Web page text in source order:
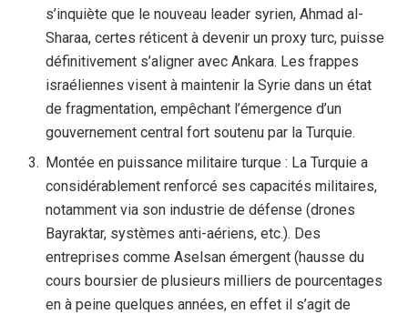
s’inquiète que le nouveau leader syrien, Ahmad al-
Sharaa, certes réticent à devenir un proxy turc, puisse
définitivement s’aligner avec Ankara. Les frappes
israéliennes visent à maintenir la Syrie dans un état
de fragmentation, empêchant l’émergence d’un
gouvernement central fort soutenu par la Turquie.
Montée en puissance militaire turque : La Turquie a
considérablement renforcé ses capacités militaires,
notamment via son industrie de défense (drones
Bayraktar, systèmes anti-aériens, etc.). Des
entreprises comme Aselsan émergent (hausse du
cours boursier de plusieurs milliers de pourcentages
en à peine quelques années, en effet il s’agit de